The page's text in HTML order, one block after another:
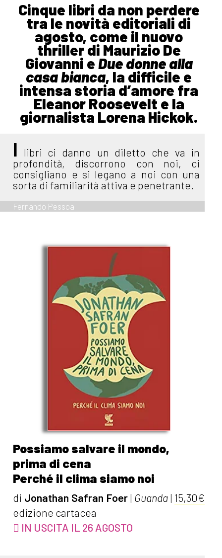
Cinque libri da non perdere
tra le novità editoriali di
agosto, come il nuovo
thriller di Maurizio De
Giovanni eDue donne alla
casa bianca, la difficile e
intensa storia d’amore fra
Eleanor Roosevelt e la
giornalista Lorena Hickok.
I libri ci danno un diletto che va in
profondità, discorrono con noi, ci
consigliano e si legano a noi con una
sorta di familiarità attiva e penetrante.
Fernando Pessoa
Possiamo salvare il mondo,
prima di cena
Perché il clima siamo noi
di Jonathan Safran Foer | Guanda | 15,30€
edizione cartacea
IN USCITA IL 26 AGOSTO